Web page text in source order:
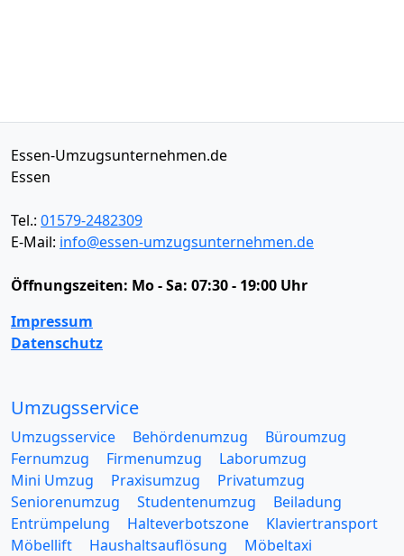
Essen-Umzugsunternehmen.de
Essen
Tel.: 01579-2482309
E-Mail: info@essen-umzugsunternehmen.de
Öffnungszeiten: Mo - Sa: 07:30 - 19:00 Uhr
Impressum
Datenschutz
Umzugsservice
Umzugsservice Behördenumzug
Büroumzug
Fernumzug
Firmenumzug
Laborumzug
Mini Umzug
Praxisumzug
Privatumzug
Seniorenumzug
Studentenumzug
Beiladung
Entrümpelung
Halteverbotszone
Klaviertransport
Möbellift
Haushaltsauflösung
Möbeltaxi